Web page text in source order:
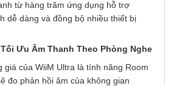
từ hàng trăm ứng dụng hỗ trợ
dễ dàng và đồng bộ nhiều thiết bị
Ưu Âm Thanh Theo Phòng Nghe
giá của WiiM Ultra là tính năng Room
đo phản hồi âm của không gian